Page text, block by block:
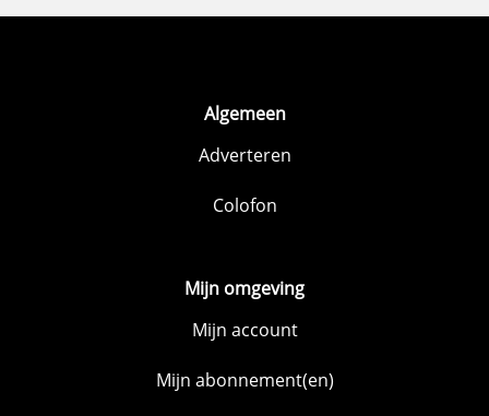
Algemeen
Adverteren
Colofon
Mijn omgeving
Mijn account
Mijn abonnement(en)